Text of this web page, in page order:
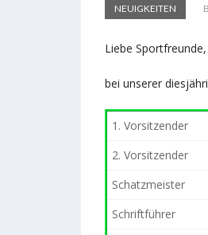
NEUIGKEITEN
Liebe Sportfreunde,
bei unserer
1. Vorsitzender
2. Vorsitzender
Schatzmeister
Schriftführer